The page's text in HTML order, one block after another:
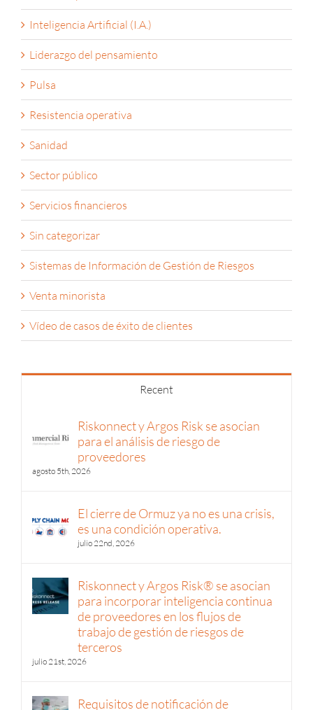
Informes y análisis
Inteligencia Artificial (I.A.)
Liderazgo del pensamiento
Pulsa
Resistencia operativa
Sanidad
Sector público
Servicios financieros
Sin categorizar
Sistemas de Información de Gestión de Riesgos
Venta minorista
Vídeo de casos de éxito de clientes
Riskonnect y Argos Risk se asocian
para el análisis de riesgo de
proveedores
El cierre de Ormuz ya no es una crisis,
es una condición operativa.
Riskonnect y Argos Risk® se asocian
para incorporar inteligencia continua
de proveedores en los flujos de
trabajo de gestión de riesgos de
terceros